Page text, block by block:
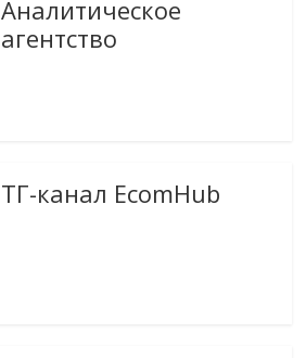
Аналитическое
агентство
ТГ-канал EcomHub